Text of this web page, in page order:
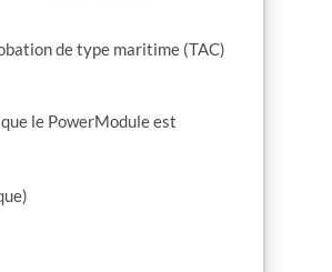
de type maritime (TAC)
le PowerModule est